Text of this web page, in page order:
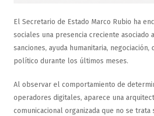
El Secretario de Estado Marco Rubio ha
sociales una presencia creciente asociado
sanciones, ayuda humanitaria, negociación,
político durante los últimos meses.
Al observar el comportamiento de
operadores digitales, aparece una
comunicacional organizada que no se trata